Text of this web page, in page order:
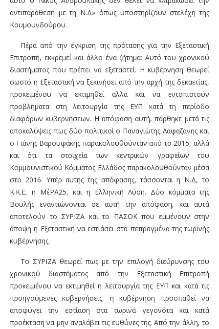
αντιπαράθεση με τη Ν.Δ» όπως υποστηρίζουν στελέχη της
Κουμουνδούρου.
Πέρα από την έγκριση της πρότασης για την Εξεταστική
Επιτροπή, εκκρεμεί και άλλο ένα ζήτημα: Αυτό του χρονικού
διαστήματος που πρέπει να εξεταστεί. Η κυβέρνηση θεωρεί
σωστό η Εξεταστική να ξεκινήσει από την αρχή της δεκαετίας,
προκειμένου να εκτιμηθεί αλλά και να εντοπιστούν
προβλήματα στη λειτουργία της ΕΥΠ κατά τη περίοδο
διαφόρων κυβερνήσεων. Η απόφαση αυτή, πάρθηκε μετά τις
αποκαλύψεις πως δύο πολιτικοί ο Παναγιώτης Λαφαζάνης και
ο Γιάνης Βαρουφάκης παρακολουθούνταν από το 2015, αλλά
και ότι τα στοιχεία των κεντρικών γραφείων του
Κομμουνιστικού Κόμματος Ελλάδος παρακολουθούνταν μέσα
στο 2016. Υπέρ αυτής της απόφασης, τάσσονται η Ν.Δ, το
Κ.Κ.Ε, η ΜέΡΑ25, και η Ελληνική Λύση. Δύο κόμματα της
Βουλής εναντιώνονται σε αυτή την απόφαση, και αυτά
αποτελούν το ΣΥΡΙΖΑ και το ΠΑΣΟΚ που εμμένουν στην
άποψη η Εξεταστική να εστιάσει στα πεπραγμένα της τωρινής
κυβέρνησης.
Το ΣΥΡΙΖΑ θεωρεί πως με την επιλογή διεύρυνσης του
χρονικού διαστήματος από την Εξεταστική Επιτροπή
προκειμένου να εκτιμηθεί η λειτουργία της ΕΥΠ και κατά τις
προηγούμενες κυβερνήσεις, η κυβέρνηση προσπαθεί να
αποφύγει την εστίαση στα τωρινά γεγονότα και κατά
προέκταση να μην αναλάβει τις ευθύνες της. Από την άλλη, το